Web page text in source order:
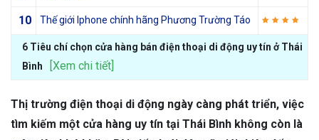
10 Thế giới Iphone chính hãng Phương Trường Táo
6 Tiêu chí chọn cửa hàng bán điện thoại di động uy tín ở Thái
Bình
[Xem chi tiết]
Thị trường điện thoại di động ngày càng phát triển, việc
tìm kiếm một cửa hàng uy tín tại Thái Bình không còn là